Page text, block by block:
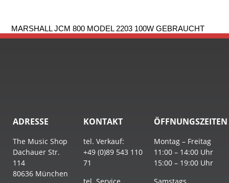
MARSHALL JCM 800 MODEL 2203 100W GEBRAUCHT
ADRESSE
The Music Shop
Dachauer Str.
114
80636 München
KONTAKT
tel. Verkauf:
+49 (0)89 543 110
71
ÖFFNUNGSZEITEN
Montag – Freitag
11:00 – 14:00 Uhr
15:00 – 19:00 Uhr